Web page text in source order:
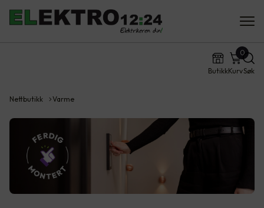
ButikkKurv
0
Søk
Nettbutikk Varme